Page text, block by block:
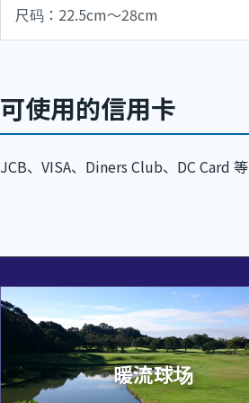
尺码：22.5cm～28cm
可使用的信用卡
JCB、VISA、Diners Club、DC Card 等
暖流球场